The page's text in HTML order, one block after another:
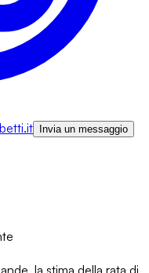
Invia un messaggio